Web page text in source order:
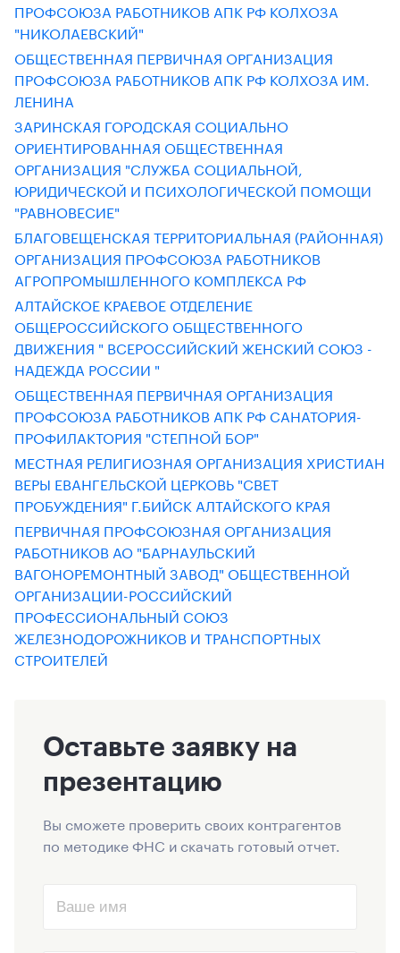
ПРОФСОЮЗА РАБОТНИКОВ АПК РФ КОЛХОЗА
"НИКОЛАЕВСКИЙ"
ОБЩЕСТВЕННАЯ ПЕРВИЧНАЯ ОРГАНИЗАЦИЯ
ПРОФСОЮЗА РАБОТНИКОВ АПК РФ КОЛХОЗА ИМ.
ЛЕНИНА
ЗАРИНСКАЯ ГОРОДСКАЯ СОЦИАЛЬНО
ОРИЕНТИРОВАННАЯ ОБЩЕСТВЕННАЯ
ОРГАНИЗАЦИЯ "СЛУЖБА СОЦИАЛЬНОЙ,
ЮРИДИЧЕСКОЙ И ПСИХОЛОГИЧЕСКОЙ ПОМОЩИ
"РАВНОВЕСИЕ"
БЛАГОВЕЩЕНСКАЯ ТЕРРИТОРИАЛЬНАЯ (РАЙОННАЯ)
ОРГАНИЗАЦИЯ ПРОФСОЮЗА РАБОТНИКОВ
АГРОПРОМЫШЛЕННОГО КОМПЛЕКСА РФ
АЛТАЙСКОЕ КРАЕВОЕ ОТДЕЛЕНИЕ
ОБЩЕРОССИЙСКОГО ОБЩЕСТВЕННОГО
ДВИЖЕНИЯ " ВСЕРОССИЙСКИЙ ЖЕНСКИЙ СОЮЗ -
НАДЕЖДА РОССИИ "
ОБЩЕСТВЕННАЯ ПЕРВИЧНАЯ ОРГАНИЗАЦИЯ
ПРОФСОЮЗА РАБОТНИКОВ АПК РФ САНАТОРИЯ-
ПРОФИЛАКТОРИЯ "СТЕПНОЙ БОР"
МЕСТНАЯ РЕЛИГИОЗНАЯ ОРГАНИЗАЦИЯ ХРИСТИАН
ВЕРЫ ЕВАНГЕЛЬСКОЙ ЦЕРКОВЬ "СВЕТ
ПРОБУЖДЕНИЯ" Г.БИЙСК АЛТАЙСКОГО КРАЯ
ПЕРВИЧНАЯ ПРОФСОЮЗНАЯ ОРГАНИЗАЦИЯ
РАБОТНИКОВ АО "БАРНАУЛЬСКИЙ
ВАГОНОРЕМОНТНЫЙ ЗАВОД" ОБЩЕСТВЕННОЙ
ОРГАНИЗАЦИИ-РОССИЙСКИЙ
ПРОФЕССИОНАЛЬНЫЙ СОЮЗ
ЖЕЛЕЗНОДОРОЖНИКОВ И ТРАНСПОРТНЫХ
СТРОИТЕЛЕЙ
Оставьте заявку на
презентацию
Вы сможете проверить своих контрагентов
по методике ФНС и скачать готовый отчет.